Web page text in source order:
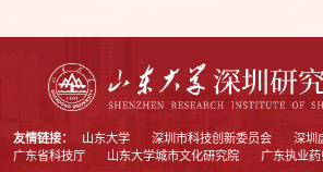
友情链接： 山东大学 深圳市科技创新委员会
深圳
广东省科技厅
山东大学城市文化研究院 广东执业药